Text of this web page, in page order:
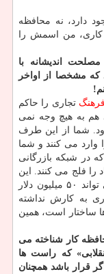
دارد، نه محافظه
من اسمش را
اندیشانه با
مشخصا از اواخر
فرهنگ تجاری را حاكم
هم به هیچ وجه نمی
شما از این طرف
وارد می كنند و شما
در شبكه بازرگانی
را فلج می كنند. این
ها هم، همه ساختار هستند. و الا چه كسی می تواند ۵۰ میلیون دلار
به كارش نداشته
ساختار است، همین
كار شناخته می
كه راست ها
قرار باشد همچنان